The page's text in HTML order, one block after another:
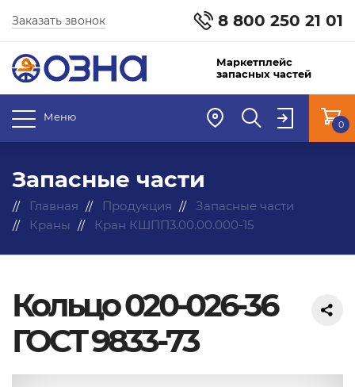
8 800 250 21 01
Заказать звонок
Маркетплейс
запасных частей
Меню
0
Запасные части
Главная Продукция
Запасные части
Краны
Кран КШПП3.00.00.000-15
Кольцо 020-026-36
ГОСТ 9833-73